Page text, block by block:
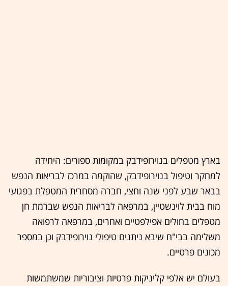
בארץ מטפלים בנוירופידבק במקומות ספורים: היחידה
למחקר וטיפול בנוירופידבק, שהוקמה במרכז לבריאות הנפש
בבאר שבע לפני שנה וחצי, חברה מסחרית המטפלת בפגועי
מוח בבית לוינשטיין, במרפאה לבריאות הנפש שברמת חן
מטפלים בחולים אפילפטיים ואחרים, במרפאה לרפואה
משלימה בבי"ח שיבא ניתנים טיפולי נוירופידבק וכן במספר
מכונים פרטיים.
בעולם יש אלפי קליניקות פרטיות וציבוריות שמשתמשות